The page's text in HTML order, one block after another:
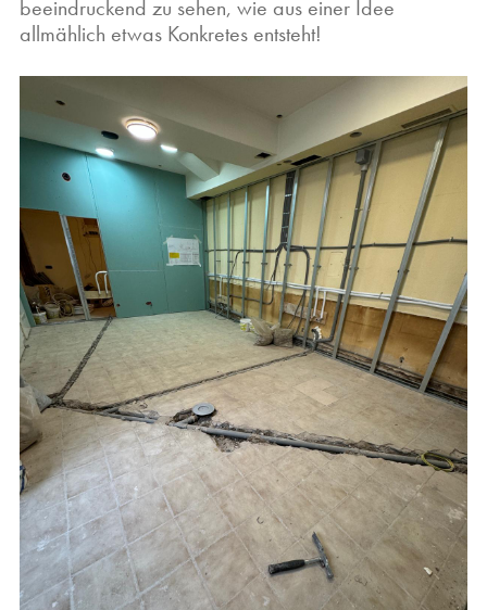
beeindruckend zu sehen, wie aus einer Idee
allmählich etwas Konkretes entsteht!